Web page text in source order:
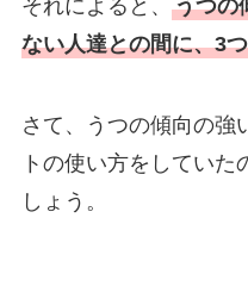
それによると、 うつの
ない人達との間に、3
さて、うつの傾向の強
トの使い方をしていた
しょう。